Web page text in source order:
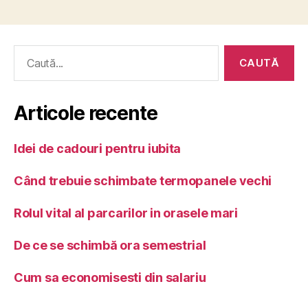
după:
Articole recente
Idei de cadouri pentru iubita
Când trebuie schimbate termopanele vechi
Rolul vital al parcarilor in orasele mari
De ce se schimbă ora semestrial
Cum sa economisesti din salariu